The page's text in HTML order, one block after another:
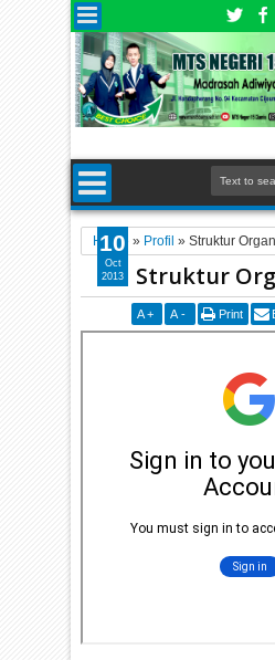
Home » Profil »Struktur
Struktur
A + A - Print
10
Oct
2013